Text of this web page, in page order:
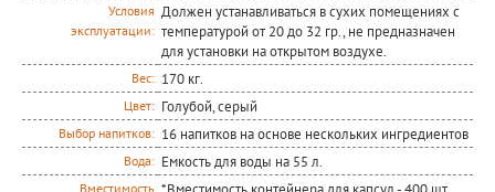
Условия
эксплуатации:
Должен устанавливаться в сухих помещениях с
температурой от 20 до 32 гр., не предназначен
для установки на открытом воздухе.
Вес: 170 кг.
Цвет: Голубой, серый
Выбор напитков: 16 напитков на основе нескольких ингредиентов
Вода: Емкость для воды на 55 л.
Вместимость